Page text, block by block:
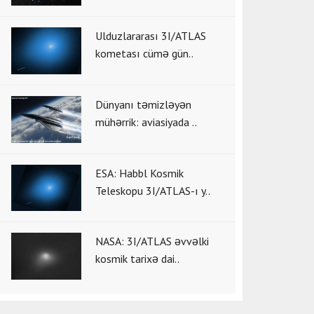
Ulduzlararası 3I/ATLAS
kometası cümə gün..
Dünyanı təmizləyən
mühərrik: aviasiyada ..
ESA: Habbl Kosmik
Teleskopu 3I/ATLAS-ı y..
NASA: 3I/ATLAS əvvəlki
kosmik tarixə dai..